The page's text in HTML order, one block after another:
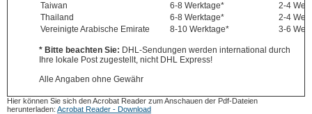
Taiwan
6-8 Werktage*
2-4
Thailand
6-8 Werktage*
2-4
Vereinigte Arabische Emirate
8-10 Werktage* 3-6
* Bitte beachten Sie: DHL-Sendungen werden international durch
Ihre lokale Post zugestellt, nicht DHL Express!
Alle Angaben ohne Gewähr
Hier können Sie sich den Acrobat Reader zum Anschauen der Pdf-Dateien
herunterladen: Acrobat Reader - Download